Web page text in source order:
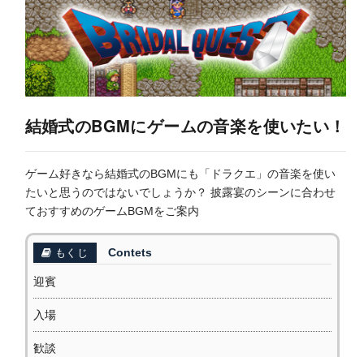
結婚式のBGMにゲームの音楽を使いたい！
ゲーム好きなら結婚式のBGMにも「ドラクエ」の音楽を使い
たいと思うのではないでしょうか？ 披露宴のシーンに合わせ
ておすすめのゲームBGMをご案内
もくじ Contets
迎賓
入場
歓談